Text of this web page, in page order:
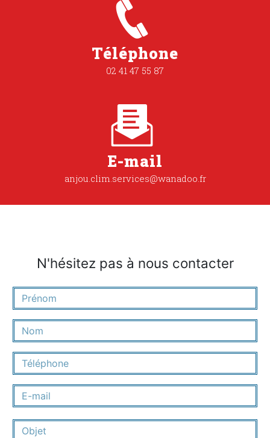
Téléphone
02 41 47 55 87
E-mail
anjou.clim.services@wanadoo.fr
N'hésitez pas à nous contacter